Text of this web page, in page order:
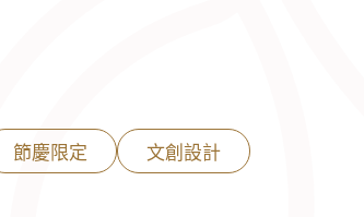
節慶限定 文創設計